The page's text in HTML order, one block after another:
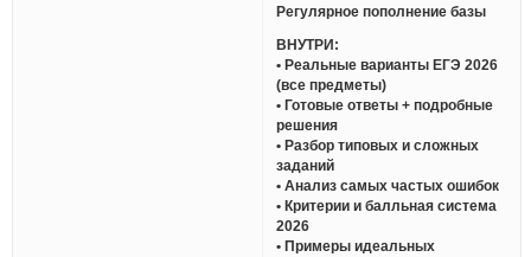
Регулярное пополнение базы
ВНУТРИ:
• Реальные варианты ЕГЭ 2026
(все предметы)
• Готовые ответы + подробные
решения
• Разбор типовых и сложных
заданий
• Анализ самых частых ошибок
• Критерии и балльная система
2026
• Примеры идеальных